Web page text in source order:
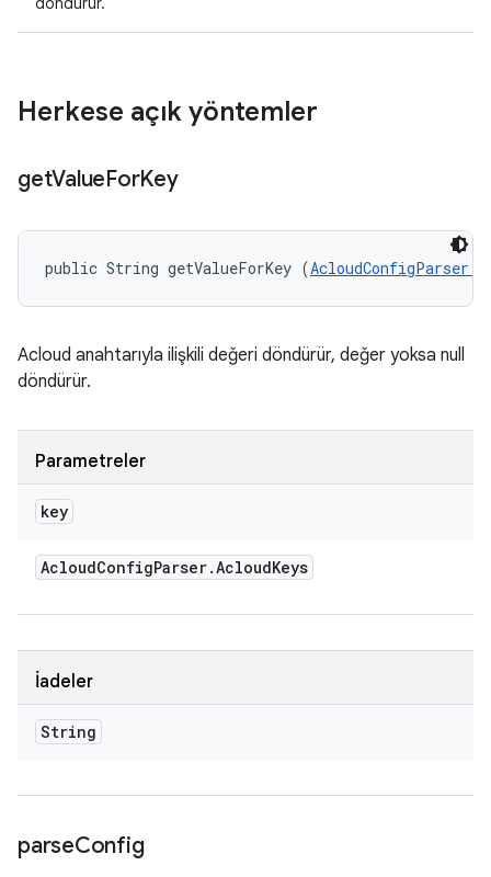
Herkese açık yöntemler
getValueForKey
public String getValueForKey (
Acloud anahtarıyla ilişkili değeri döndürür, değer yoksa null
döndürür.
Parametreler
key
AcloudConfigParser.AcloudKeys
İadeler
String
parseConfig